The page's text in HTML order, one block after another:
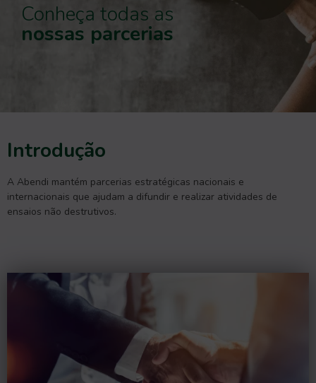
Conheça todas as
nossas parcerias
Introdução
A Abendi mantém parcerias estratégicas nacionais e
internacionais que ajudam a difundir e realizar atividades de
ensaios não destrutivos.